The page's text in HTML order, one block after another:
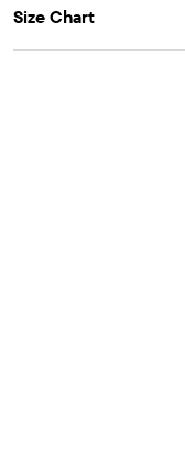
Size Chart